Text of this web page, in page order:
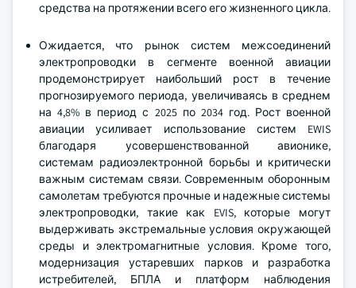
средства на протяжении всего его жизненного цикла.
Ожидается, что рынок систем межсоединений
электропроводки в сегменте военной авиации
продемонстрирует наибольший рост в течение
прогнозируемого периода, увеличиваясь в среднем
на 4,8% в период с 2025 по 2034 год. Рост военной
авиации усиливает использование систем EWIS
благодаря усовершенствованной авионике,
системам радиоэлектронной борьбы и критически
важным системам связи. Современным оборонным
самолетам требуются прочные и надежные системы
электропроводки, такие как EVIS, которые могут
выдерживать экстремальные условия окружающей
среды и электромагнитные условия. Кроме того,
модернизация устаревших парков и разработка
истребителей, БПЛА и платформ наблюдения